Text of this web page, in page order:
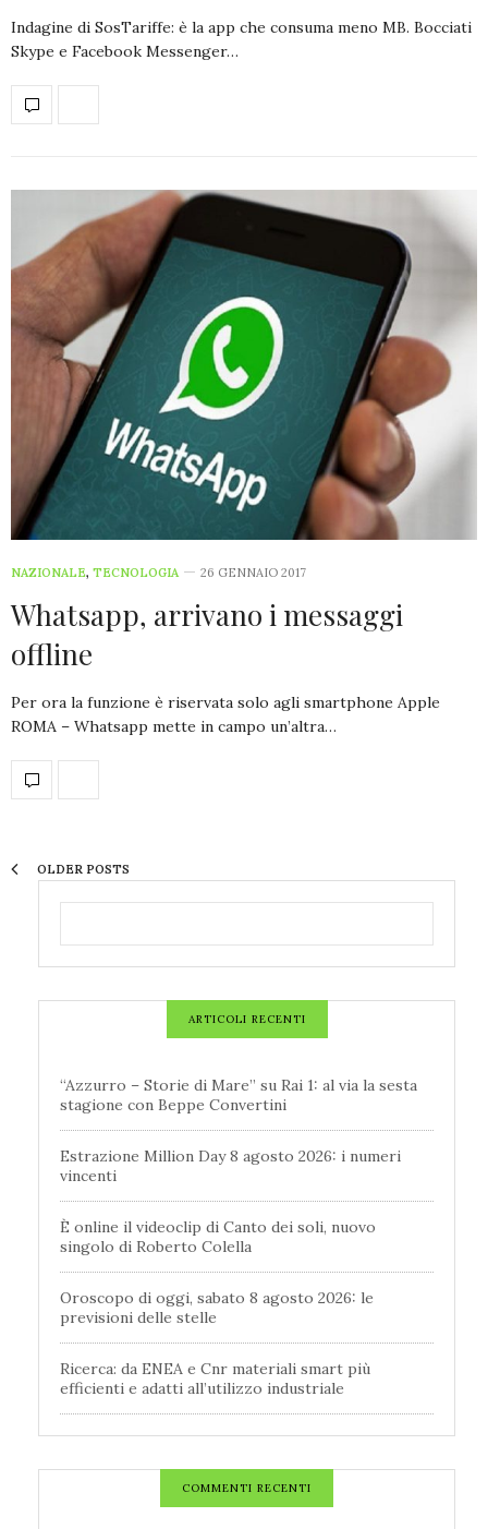
Indagine di SosTariffe: è la app che consuma meno MB. Bocciati
Skype e Facebook Messenger…
NAZIONALE, TECNOLOGIA 26 GENNAIO 2017
Whatsapp, arrivano i messaggi
offline
Per ora la funzione è riservata solo agli smartphone Apple
ROMA – Whatsapp mette in campo un’altra…
OLDER POSTS
ARTICOLI RECENTI
“Azzurro – Storie di Mare” su Rai 1: al via la sesta
stagione con Beppe Convertini
Estrazione Million Day 8 agosto 2026: i numeri
vincenti
È online il videoclip di Canto dei soli, nuovo
singolo di Roberto Colella
Oroscopo di oggi, sabato 8 agosto 2026: le
previsioni delle stelle
Ricerca: da ENEA e Cnr materiali smart più
efficienti e adatti all’utilizzo industriale
COMMENTI RECENTI